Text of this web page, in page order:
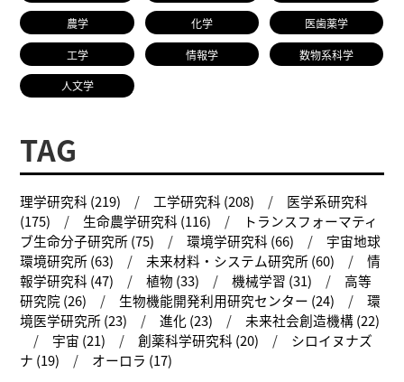
農学 化学 医歯薬学
工学 情報学 数物系科学
人文学
TAG
理学研究科 (219) 工学研究科 (208)
医学系研究科
(175)
生命農学研究科 (116)
トランスフォーマティ
ブ生命分子研究所 (75)
環境学研究科 (66)
宇宙地球
環境研究所 (63)
未来材料・システム研究所 (60)
情
報学研究科 (47)
植物 (33) 機械学習 (31)
高等
研究院 (26)
生物機能開発利用研究センター (24)
環
境医学研究所 (23)
進化 (23)
未来社会創造機構 (22)
宇宙 (21)
創薬科学研究科 (20)
シロイヌナズ
ナ (19)
オーロラ (17)